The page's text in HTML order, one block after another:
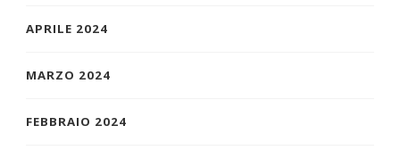
APRILE 2024
MARZO 2024
FEBBRAIO 2024